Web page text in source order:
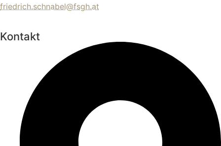
friedrich.schnabel@fsgh.at
Kontakt